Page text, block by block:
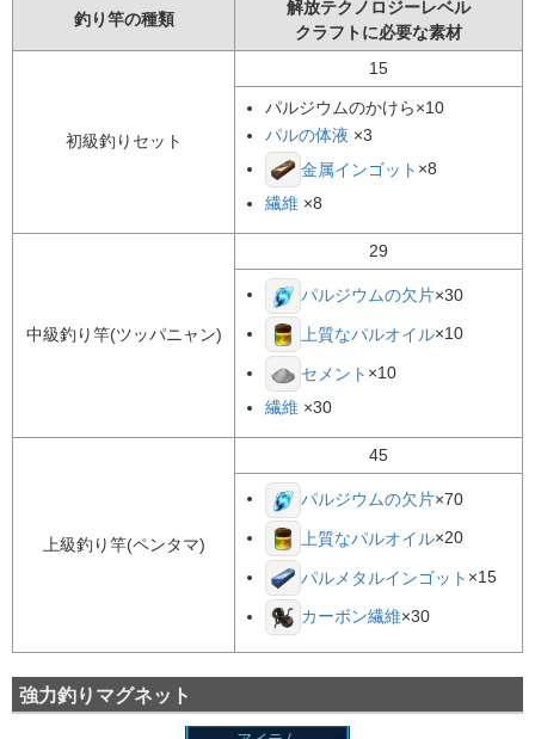
釣り竿の種類
解放テクノロジーレベル
クラフトに必要な素材
初級釣りセット
15
パルジウムのかけら×10
パルの体液 ×3
金属インゴット ×8
繊維 ×8
中級釣り竿(ツッパニャン)
29
パルジウムの欠片×30
上質なパルオイル×10
セメント ×10
繊維 ×30
上級釣り竿(ペンタマ)
45
パルジウムの欠片×70
上質なパルオイル×20
パルメタルインゴット ×15
カーボン繊維×30
強力釣りマグネット